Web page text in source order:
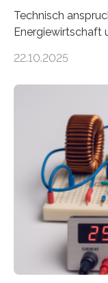
Technisch
Energiewirtschaft
neuen EU-
Sozialfonds Plus
Gesamtsumme
Damit zählt die
Gewinnerinnen
Bayerischen
Mittelpunkt steht
wissenschaftliche
22.10.2025